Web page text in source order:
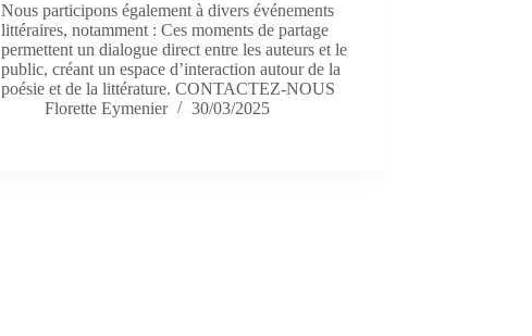
Nous participons également à divers événements
littéraires, notamment : Ces moments de partage
permettent un dialogue direct entre les auteurs et le
public, créant un espace d’interaction autour de la
poésie et de la littérature. CONTACTEZ-NOUS
Florette Eymenier
30/03/2025